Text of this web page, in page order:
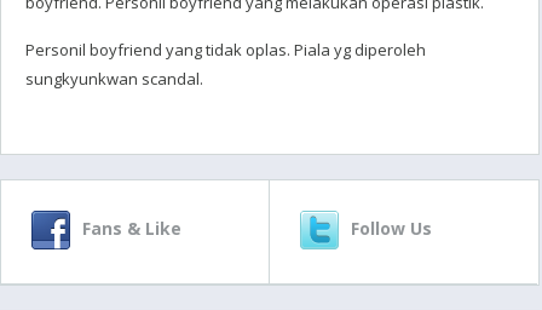
Personil boyfriend yang tidak oplas. Piala yg diperoleh
sungkyunkwan scandal.
Fans & Like Follow Us